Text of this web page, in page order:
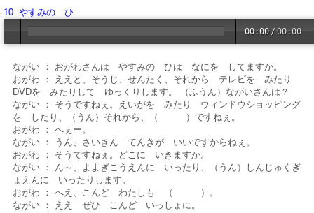
10. やすみの ひ
00:00 /00:00
ながい ： おがわさんは やすみの ひは なにを してますか。
おがわ ： ええと、そうじ、せんたく、それから テレビを みたり
DVDを みたりして ゆっくりします。 （ふうん）ながいさんは？
ながい ： そうですねぇ。えいがを みたり ウィンドウショッピング
を したり、（うん）それから、（ ）ですねぇ。
おがわ ： へぇー。
ながい ： うん、さいきん てんきが いいですからねぇ。
おがわ ： そうですねぇ。どこに いきますか。
ながい ： ん～、よよぎこうえんに いったり、（うん）しんじゅくぎ
ょえんに いったりします。
おがわ ： へえ、こんど わたしも （ ）。
ながい ： ええ ぜひ こんど いっしょに。